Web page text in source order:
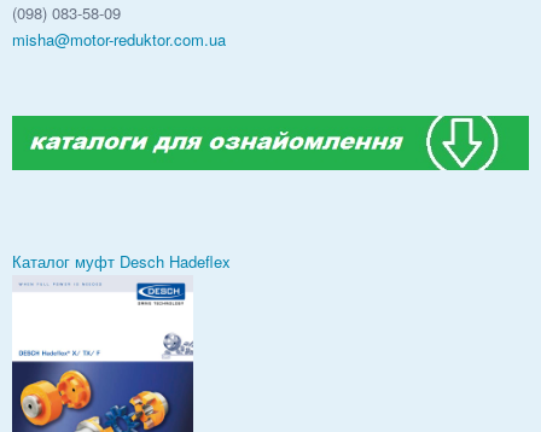
(098) 083-58-09
misha@motor-reduktor.com.ua
Каталог муфт Desch Hadeflex